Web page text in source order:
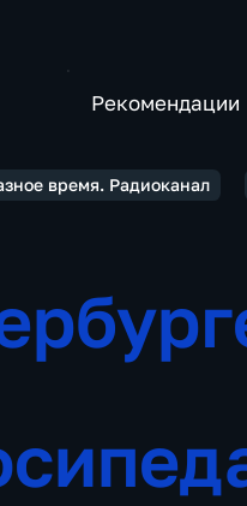
Рекомендации
время. Радиоканал